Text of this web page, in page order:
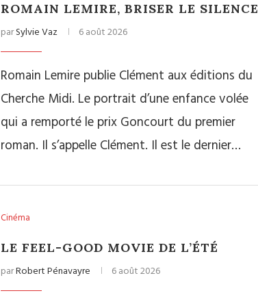
ROMAIN LEMIRE, BRISER LE SILENCE
parSylvie Vaz 6 août 2026
Romain Lemire publie Clément aux éditions du
Cherche Midi. Le portrait d’une enfance volée
qui a remporté le prix Goncourt du premier
roman. Il s’appelle Clément. Il est le dernier…
Cinéma
LE FEEL-GOOD MOVIE DE L’ÉTÉ
parRobert Pénavayre 6 août 2026